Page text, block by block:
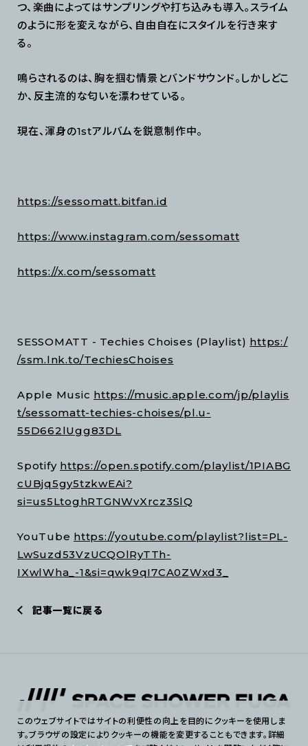
つ、楽曲によってはサンプリングや打ち込みも導入。スライム
のように形を変えながら、自由自在にスタイルを行き来す
る。
鳴らされるのは、胸を掴む情景とバンドサウンド。しかしどこ
か、反主流的な匂いを漂わせている。
現在、渾身の1stアルバムを鋭意制作中。
https://sessomatt.bitfan.id
https://www.instagram.com/sessomatt
https://x.com/sessomatt
SESSOMATT - Techies Choises (Playlist) https:/
/ssm.lnk.to/TechiesChoises
Apple Music https://music.apple.com/jp/playlis
t/sessomatt-techies-choises/pl.u-
55D662lUgg83DL
Spotify https://open.spotify.com/playlist/1PIABG
cUBjq5gy5tzkwEAi?
si=us5LtoghRTGNWvXrcz3SlQ
YouTube https://youtube.com/playlist?list=PL-
LwSuzd53VzUCQOlRyTTh-
IXwlWha_-1&si=qwk9qI7CA0ZWxd3_
記事一覧に戻る
このウェブサイトではサイトの利便性の向上を目的にクッキーを使用しま
す。ブラウザの設定によりクッキーの機能を変更することもできます。詳細
〒150-0043 東京都渋谷区道玄坂2-25-12 道玄坂通 7F
©2021 SPACE SHOWER FUGA INC.